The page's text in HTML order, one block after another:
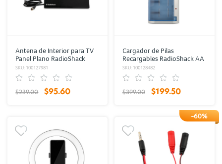
Antena de Interior para TV
Panel Plano RadioShack
Ganancia 3-DB
SKU: 100127981
$239.00 $95.60
Cargador de Pilas
Recargables RadioShack AA
AAA C 9V y D
SKU: 100128482
$399.00 $199.50
-60%